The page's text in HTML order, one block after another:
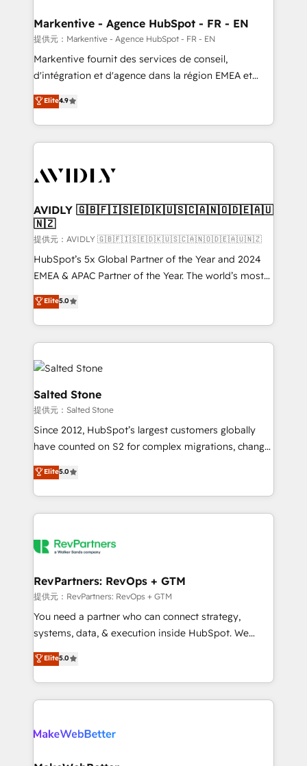
せください。
🎯Demand Gen & ABM: Drive pipeline with inbound,
ABM, AEO, SEO, & paid media. 👩‍💻Web Design:
Build high-performing websites with UX, messaging,
& conversion strategy that drive results. 🤖AI
AI, & maximize AEO with tailored AI services. 🧩
Integrations: Extend HubSpot with custom
Markentive - Agence HubSpot - FR - EN
提供元：Markentive - Agence HubSpot - FR - EN
Markentive fournit des services de conseil,
d'intégration et d'agence dans la région EMEA et
North America. Avec plus de 115 experts en
marketing automation, Growth, Revops, CRM et
webdesign. Markentive is both a consulting firm, a
digital agency and an integrator. With over 115
CRM and webdesign (We focus on EMEA - USA
Elite4.9
AVIDLY 🇬🇧🇫🇮🇸🇪🇩🇰🇺🇸🇨🇦🇳🇴🇩🇪🇦🇺
🇳🇿
提供元：AVIDLY 🇬🇧🇫🇮🇸🇪🇩🇰🇺🇸🇨🇦🇳🇴🇩🇪🇦🇺🇳🇿
HubSpot’s 5x Global Partner of the Year and 2024
EMEA & APAC Partner of the Year. The world’s most
experienced and fully accredited HubSpot Solutions
Partner. 🚀 With 2,750+ HubSpot projects delivered
and 370+ specialists across EMEA, APAC and NAM,
we de-risk complex CRM programmes and
accelerate ROI across every HubSpot Hub. 🧭 From
multi-region migrations to AI-powered automation,
we turn complexity into clarity, human at global
scale. 🏆 HubSpot’s CEO called us “the partner of the
future.” Others agree it is proof of trust built through
measurable impact.
Elite5.0
Salted Stone
提供元：Salted Stone
Since 2012, HubSpot’s largest customers globally
have counted on S2 for complex migrations, change
management, systems integration, and creative
solutions that deliver measurable impact and
transform brand experiences As one of the few full-
service creative agencies in the HubSpot
winning design to build scalable, globally
marketing campaigns, & RevOps frameworks that
fuel long-term success We connect the entire
customer lifecycle through seamless integrations,
ensure long-term adoption with change-
and service to drive sustainable growth With 6 key
HubSpot accreditations and experience across
Elite5.0
RevPartners: RevOps + GTM
提供元：RevPartners: RevOps + GTM
You need a partner who can connect strategy,
systems, data, & execution inside HubSpot. We
bridge the gap where most agencies fall short by
combining GTM strategy with technical execution to
solve the right problem with the right solution. As the
only firm in the world to hold Elite Partner
clients gain a unique advantage in CRM architecture,
Elite5.0